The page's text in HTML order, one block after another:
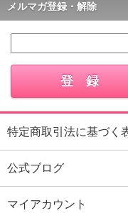
メルマガ登録・解除
特定商取引法に基づく
公式ブログ
マイアカウント